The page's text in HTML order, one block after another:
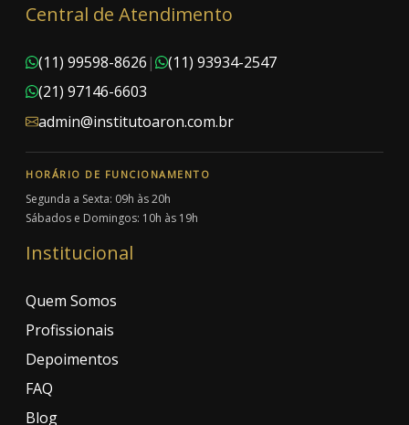
Central de Atendimento
(11) 99598-8626 |
(11) 93934-2547
(21) 97146-6603
admin@institutoaron.com.br
HORÁRIO DE FUNCIONAMENTO
Segunda a Sexta: 09h às 20h
Sábados e Domingos: 10h às 19h
Institucional
Quem Somos
Profissionais
Depoimentos
FAQ
Blog